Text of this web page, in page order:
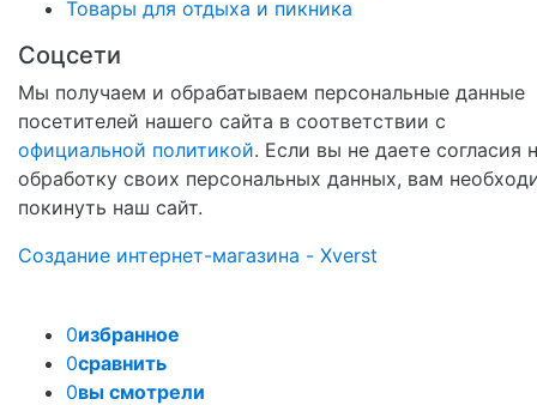
Товары для отдыха и пикника
Соцсети
Мы получаем и обрабатываем персональные данные
посетителей нашего сайта в соответствии с
официальной политикой. Если вы не даете согласия
обработку своих персональных данных, вам
покинуть наш сайт.
Создание интернет-магазина - Xverst
0избранное
0сравнить
0вы смотрели